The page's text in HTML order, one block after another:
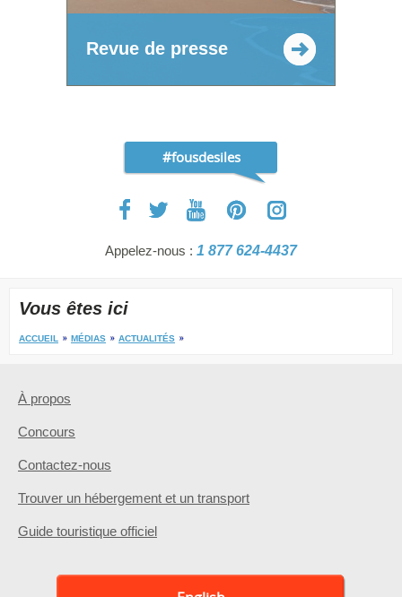
Revue de presse
#fousdesiles
Appelez-nous : 1 877 624-4437
Vous êtes ici
ACCUEIL MÉDIAS ACTUALITÉS
À propos
Concours
Contactez-nous
Trouver un hébergement et un transport
Guide touristique officiel